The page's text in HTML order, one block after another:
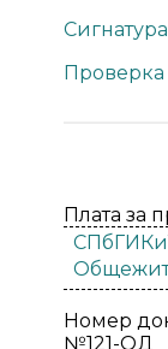
Проверка
Плата за
Номер
№121-ОД